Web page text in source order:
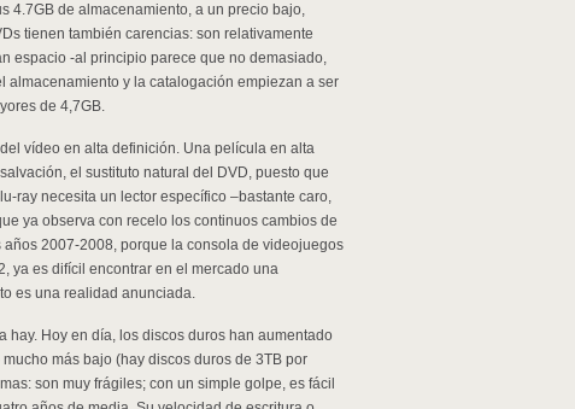
4.7GB de almacenamiento, a un precio bajo,
tienen también carencias: son relativamente
espacio -al principio parece que no demasiado,
almacenamiento y la catalogación empiezan a ser
de 4,7GB.
vídeo en alta definición. Una película en alta
el sustituto natural del DVD, puesto que
ray necesita un lector específico –bastante caro,
ya observa con recelo los continuos cambios de
2007-2008, porque la consola de videojuegos
ya es difícil encontrar en el mercado una
es una realidad anunciada.
hay. Hoy en día, los discos duros han aumentado
más bajo (hay discos duros de 3TB por
son muy frágiles; con un simple golpe, es fácil